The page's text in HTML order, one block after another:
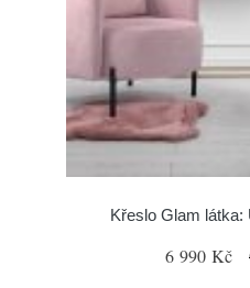
Křeslo Glam látka:
6 990 Kč